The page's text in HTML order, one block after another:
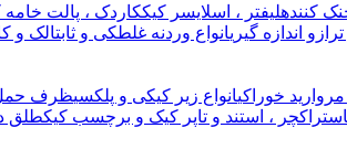
کنندهلیفتر ، اسلایسر کیککاردک ، پالت
اندازه گیریانواع وردنه غلطکی و ثابتالک و
خوراکیانواع زیر کیکی و پلکسیظرف حمل
استراکچر ، استند و تاپر کیک و برچسب کیکطلق